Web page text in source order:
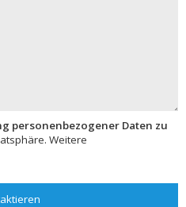
personenbezogener Daten zu
Weitere